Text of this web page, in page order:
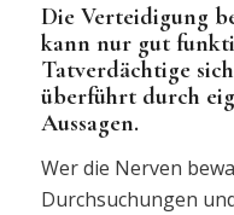
Die Verteidigung
kann nur gut
Tatverdächtige
überführt durch
Aussagen.
Wer die Nerven
Durchsuchungen